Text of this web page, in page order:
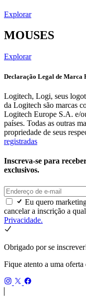
Explorar
MOUSES
Explorar
Declaração Legal de Marca
Logitech, Logi, seus
da Logitech são marcas
Logitech Europe S.A. e/
países. Todas as outras
propriedade de seus
registradas
Inscreva-se para
exclusivos.
Eu quero
cancelar a inscrição a
Privacidade.
Obrigado por se
Fique atento a uma oferta